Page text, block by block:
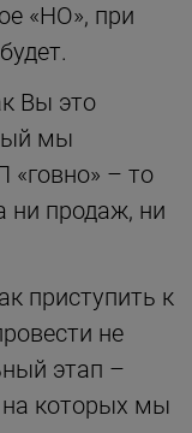
«НО», при
Вы это
мы
«говно» – то
ни продаж, ни
приступить к
не
этап –
которых мы